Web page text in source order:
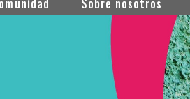
Sobre nosotros